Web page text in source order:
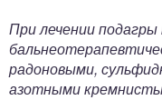
При лечении подагры
радоновыми,
азотными